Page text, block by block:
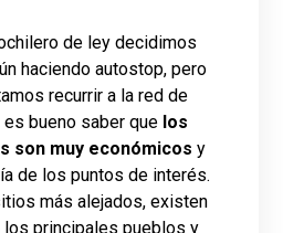
de ley decidimos
haciendo autostop, pero
recurrir a la red de
bueno saber que los
son muy económicos y
de los puntos de interés.
más alejados, existen
los principales pueblos y